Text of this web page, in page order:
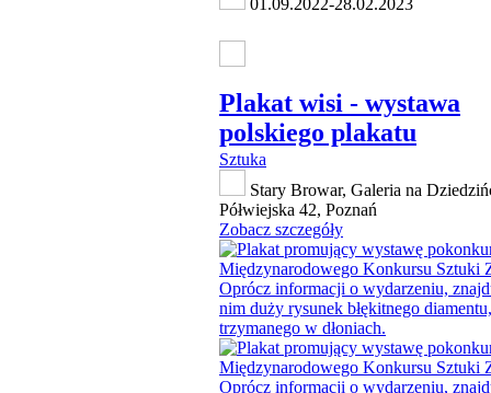
01.09.2022-28.02.2023
Plakat wisi - wystawa
polskiego plakatu
Sztuka
Stary Browar, Galeria na
Półwiejska 42, Poznań
Zobacz szczegóły